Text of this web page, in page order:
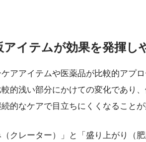
アイテムが効果を発揮
アアイテムや医薬品が比較的アプロ
的浅い部分にかけての変化であり
的なケアで目立ちにくくなることが
クレーター）」と「盛り上がり（